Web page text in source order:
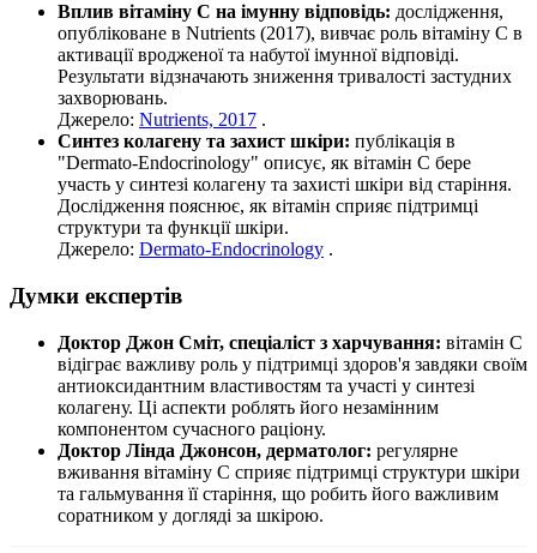
Вплив вітаміну C на імунну відповідь: дослідження,
опубліковане в Nutrients (2017), вивчає роль вітаміну C в
активації вродженої та набутої імунної відповіді.
Результати відзначають зниження тривалості застудних
захворювань.
Джерело: Nutrients, 2017 .
Синтез колагену та захист шкіри: публікація в
"Dermato-Endocrinology" описує, як вітамін C бере
участь у синтезі колагену та захисті шкіри від старіння.
Дослідження пояснює, як вітамін сприяє підтримці
структури та функції шкіри.
Джерело: Dermato-Endocrinology .
Думки експертів
Доктор Джон Сміт, спеціаліст з харчування: вітамін C
відіграє важливу роль у підтримці здоров'я завдяки своїм
антиоксидантним властивостям та участі у синтезі
колагену. Ці аспекти роблять його незамінним
компонентом сучасного раціону.
Доктор Лінда Джонсон, дерматолог: регулярне
вживання вітаміну C сприяє підтримці структури шкіри
та гальмування її старіння, що робить його важливим
соратником у догляді за шкірою.